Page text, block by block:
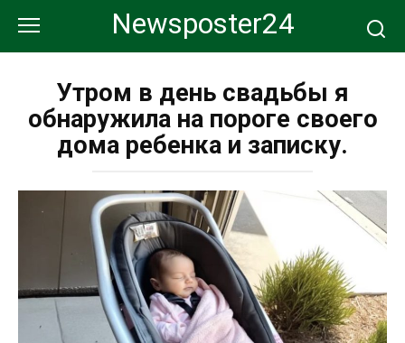
контенту
Newsposter24
Утром в день свадьбы я
обнаружила на пороге своего
дома ребенка и записку.